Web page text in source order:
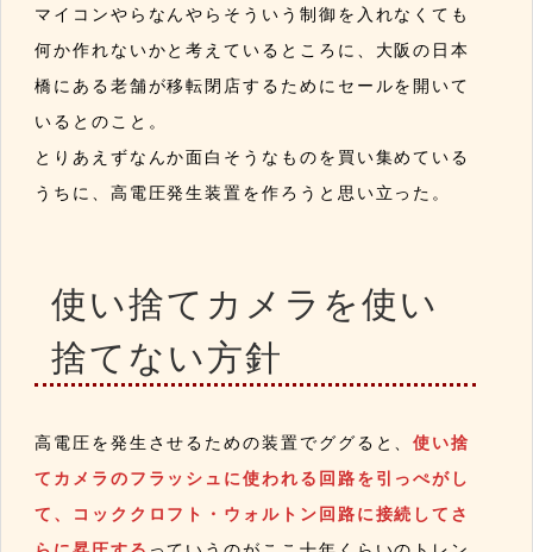
マイコンやらなんやらそういう制御を入れなくても
何か作れないかと考えているところに、 大阪の日本
橋にある老舗が移転閉店するためにセールを開いて
いる とのこと。
とりあえずなんか面白そうなものを買い集めている
うちに、高電圧発生装置を作ろうと思い立った。
使い捨てカメラを使い
捨てない方針
高電圧を発生させるための装置でググると、使い捨
てカメラのフラッシュに使われる回路を引っぺがし
て、コッククロフト・ウォルトン回路に接続してさ